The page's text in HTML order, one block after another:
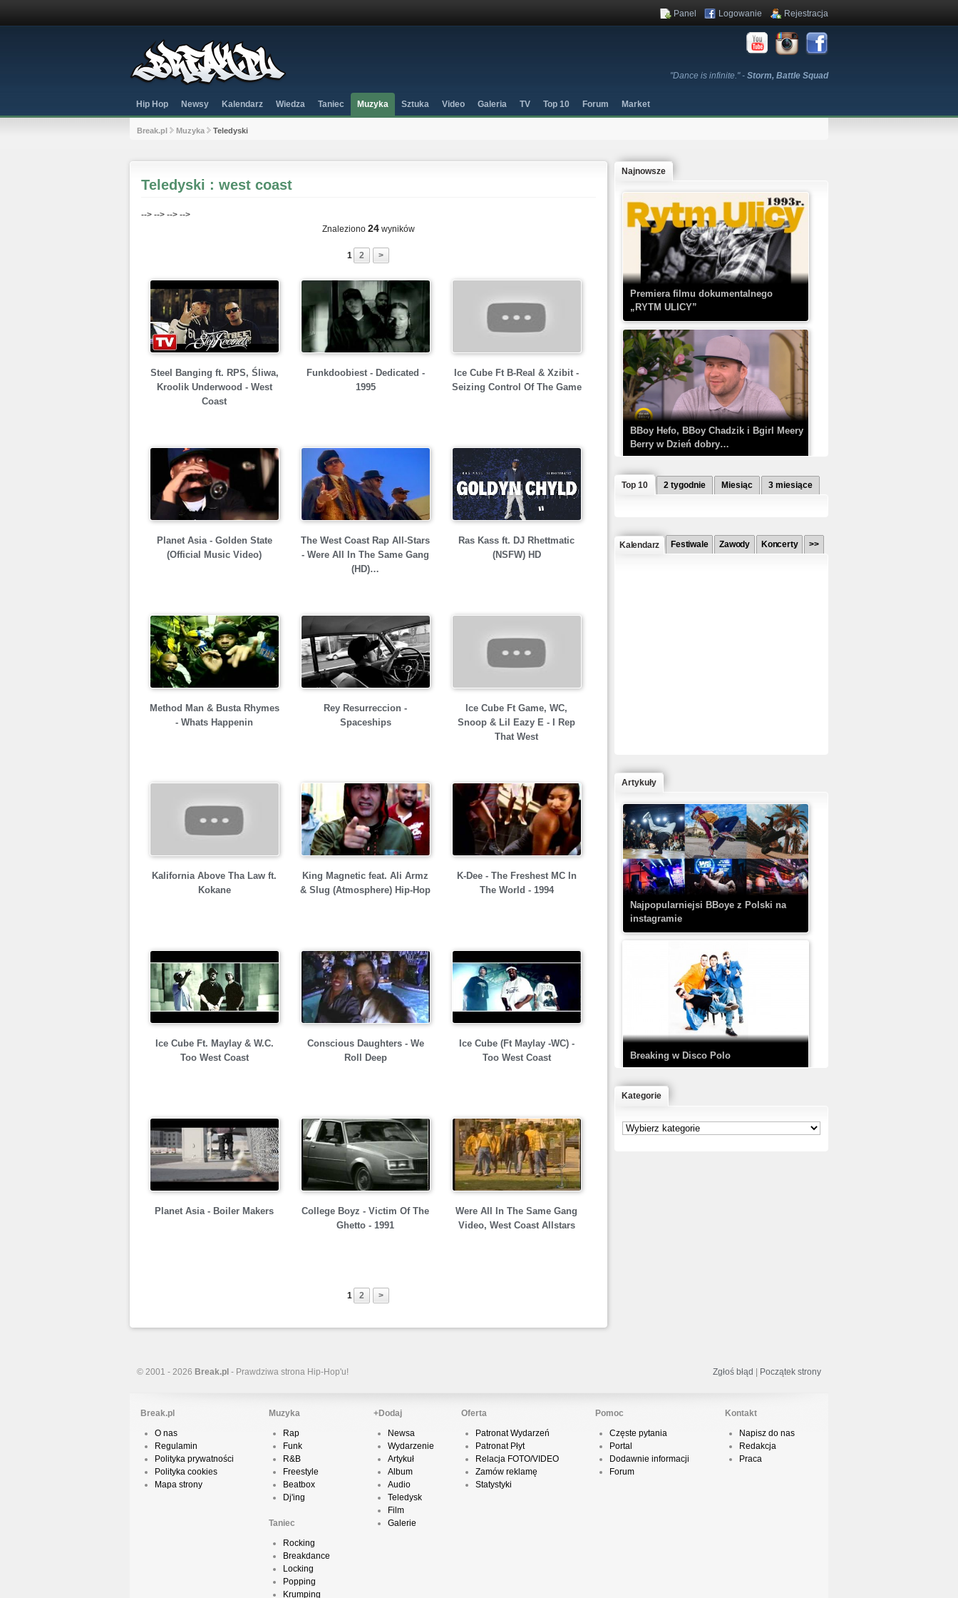
"Dance is infinite." - Storm, Battle Squad
Panel Logowanie Rejestracja
Hip Hop Newsy Kalendarz Wiedza Taniec Muzyka Sztuka Video Galeria TV Top 10 Forum Market
Break.pl Muzyka Teledyski
Teledyski : west coast
--> --> --> -->
Znaleziono 24 wyników
1 2 >
Steel Banging ft. RPS, Śliwa,
Kroolik Underwood - West
Coast
Funkdoobiest - Dedicated -
1995
Ice Cube Ft B-Real & Xzibit -
Seizing Control Of The Game
Planet Asia - Golden State
(Official Music Video)
The West Coast Rap All-Stars
- Were All In The Same Gang
(HD)…
Ras Kass ft. DJ Rhettmatic
(NSFW) HD
Method Man & Busta Rhymes
- Whats Happenin
Rey Resurreccion -
Spaceships
Ice Cube Ft Game, WC,
Snoop & Lil Eazy E - I Rep
That West
Kalifornia Above Tha Law ft.
Kokane
King Magnetic feat. Ali Armz
& Slug (Atmosphere) Hip-Hop
K-Dee - The Freshest MC In
The World - 1994
Ice Cube Ft. Maylay & W.C.
Too West Coast
Conscious Daughters - We
Roll Deep
Ice Cube (Ft Maylay -WC) -
Too West Coast
Planet Asia - Boiler Makers
College Boyz - Victim Of The
Ghetto - 1991
Were All In The Same Gang
Video, West Coast Allstars
1 2 >
Najnowsze
Premiera filmu dokumentalnego
„RYTM ULICY”
BBoy Hefo, BBoy Chadzik i Bgirl Meery
Berry w Dzień dobry…
Kaczorex w najnowszym klipie: HRYPA
– Kobieta z walizką
TEDE & SIR MICH - KICKDOWN /
DISCO NOIR
Prod. Chubeats, Scratch:…
Top 10 2 tygodnie Miesiąc 3 miesiące
Kalendarz Festiwale Zawody Koncerty >>
Artykuły
Najpopularniejsi BBoye z Polski na
instagramie
Breaking w Disco Polo
Podsumowanie roku 2018 w Polskim
Kategorie
© 2001 - 2026 Break.pl - Prawdziwa strona Hip-Hop'u! Zgłoś błąd Początek strony
Break.pl
O nas
Regulamin
Polityka prywatności
Polityka cookies
Mapa strony
Muzyka
Rap
Funk
R&B
Freestyle
Beatbox
Dj'ing
Taniec
Rocking
Breakdance
Locking
Popping
Krumping
+Dodaj
Newsa
Wydarzenie
Artykuł
Album
Audio
Teledysk
Film
Galerie
Oferta
Patronat Wydarzeń
Patronat Płyt
Relacja FOTO/VIDEO
Zamów reklamę
Statystyki
Pomoc
Częste pytania
Portal
Dodawnie informacji
Forum
Kontakt
Napisz do nas
Redakcja
Praca